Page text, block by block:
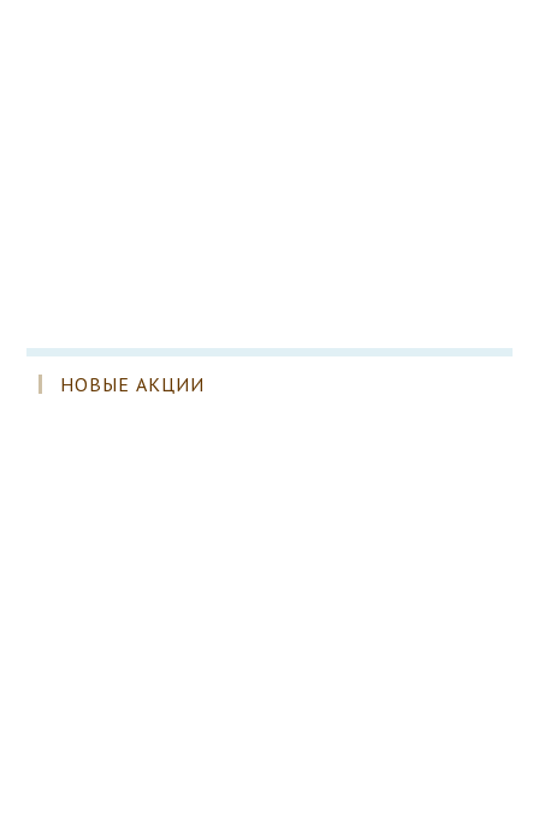
НОВЫЕ АКЦИИ